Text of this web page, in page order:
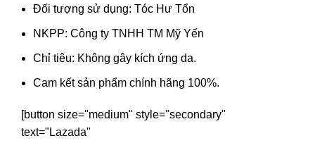
Đối tượng sử dụng: Tóc Hư Tổn
NKPP: Công ty TNHH TM Mỹ Yến
Chỉ tiêu: Không gây kích ứng da.
Cam kết sản phẩm chính hãng 100%.
[button size="medium" style="secondary"
text="Lazada"